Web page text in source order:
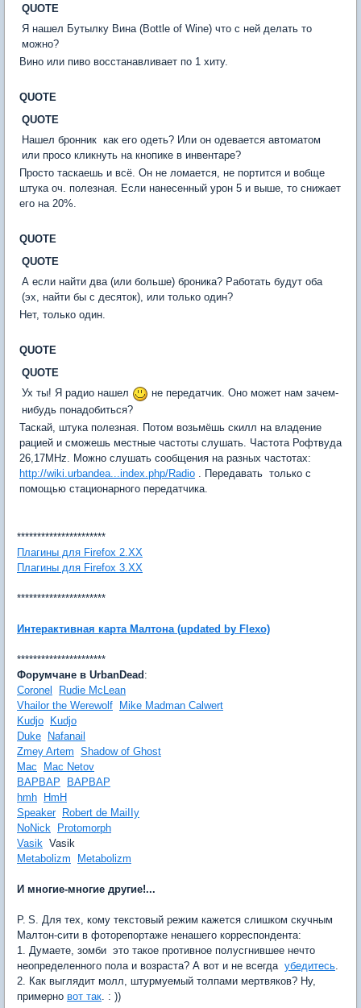
QUOTE
Я нашел Бутылку Вина (Bottle of Wine) что с ней делать то
можно?
Вино или пиво восстанавливает по 1 хиту.
QUOTE
QUOTE
Нашел бронник  как его одеть? Или он одевается автоматом
или просо кликнуть на кнопике в инвентаре?
Просто таскаешь и всё. Он не ломается, не портится и вобще
штука оч. полезная. Если нанесенный урон 5 и выше, то снижает
его на 20%.
QUOTE
QUOTE
А если найти два (или больше) броника? Работать будут оба
(эх, найти бы с десяток), или только один?
Нет, только один.
QUOTE
QUOTE
Ух ты! Я радио нашел
не передатчик. Оно может нам зачем-
нибудь понадобиться?
Таскай, штука полезная. Потом возьмёшь скилл на владение
рацией и сможешь местные частоты слушать. Частота Рофтвуда
26,17MHz. Можно слушать сообщения на разных частотах:
http://wiki.urbandea...index.php/Radio . Передавать  только с
помощью стационарного передатчика.
**********************
Плагины для Firefox 2.XX
Плагины для Firefox 3.XX
**********************
Интерактивная карта Малтона (updated by Flexo)
**********************
Форумчане в UrbanDead :
Coronel
Rudie McLean
Vhailor the Werewolf
Mike Madman Calwert
Kudjo
Kudjo
Duke
Nafanail
Zmey Artem Shadow of Ghost
Mac
Mac Netov
ВАРВАР
ВАРВАР
hmh
HmH
Speaker Robert de MaiIIy
NoNick
Protomorph
Vasik  Vasik
Metabolizm
Metabolizm
И многие-многие другие!...
P. S. Для тех, кому текстовый режим кажется слишком скучным 
Малтон-сити в фоторепортаже ненашего корреспондента:
1. Думаете, зомби  это такое противное полусгнившее нечто
неопределенного пола и возраста? А вот и не всегда  убедитесь.
2. Как выглядит молл, штурмуемый толпами мертвяков? Ну,
примерно вот так. : ))